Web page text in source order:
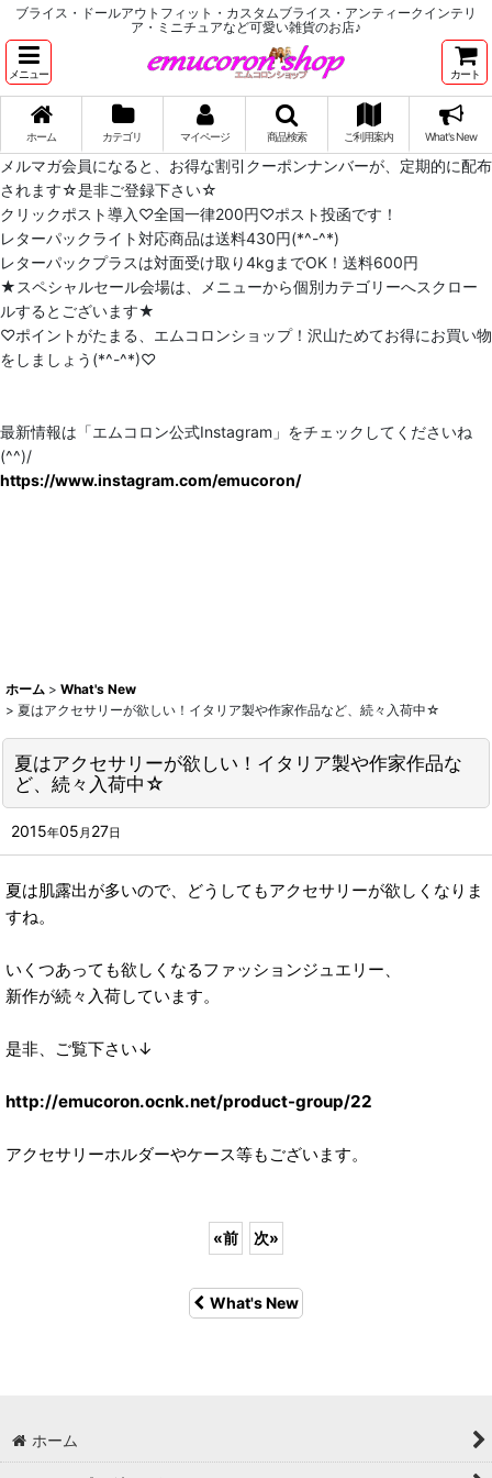
ブライス・ドールアウトフィット・カスタムブライス・アンティークインテリ
ア・ミニチュアなど可愛い雑貨のお店♪
メニュー カート
ホーム カテゴリ マイページ 商品検索 ご利用案内 What's New
メルマガ会員になると、お得な割引クーポンナンバーが、定期的に配布
されます☆是非ご登録下さい☆
クリックポスト導入♡全国一律200円♡ポスト投函です！
レターパックライト対応商品は送料430円(*^-^*)
レターパックプラスは対面受け取り4kgまでOK！送料600円
★スペシャルセール会場は、メニューから個別カテゴリーへスクロー
ルするとございます★
♡ポイントがたまる、エムコロンショップ！沢山ためてお得にお買い物
をしましょう(*^-^*)♡
最新情報は「エムコロン公式Instagram」をチェックしてくださいね
(^^)/
https://www.instagram.com/emucoron/
ホーム > What's New
> 夏はアクセサリーが欲しい！イタリア製や作家作品など、続々入荷中☆
夏はアクセサリーが欲しい！イタリア製や作家作品な
ど、続々入荷中☆
2015年05 月 27日
夏は肌露出が多いので、どうしてもアクセサリーが欲しくなりま
すね。
いくつあっても欲しくなるファッションジュエリー、
新作が続々入荷しています。
是非、ご覧下さい↓
http://emucoron.ocnk.net/product-group/22
アクセサリーホルダーやケース等もございます。
«前 次»
What's New
ホーム